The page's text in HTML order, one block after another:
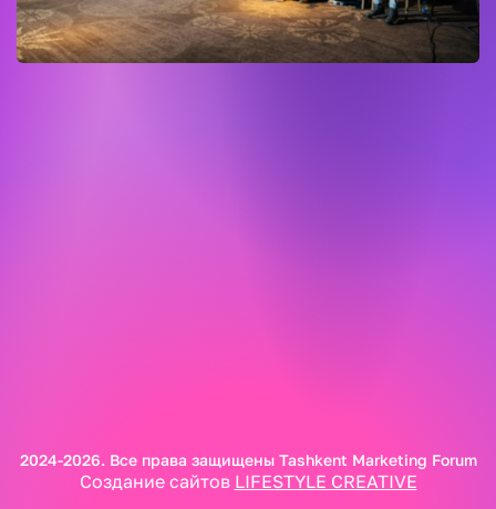
2024-2026. Все права защищены Tashkent Marketing Forum
Создание сайтов LIFESTYLE CREATIVE